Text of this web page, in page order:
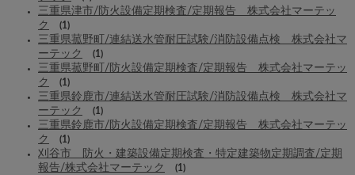
三重県津市/防火設備定期検査/定期報告 株式会社マーテッ
ク
(1)
三重県菰野町/連結送水管耐圧試験/消防設備点検 株式会社マ
ーテック
(1)
三重県菰野町/防火設備定期検査/定期報告 株式会社マーテッ
ク
(1)
三重県鈴鹿市/連結送水管耐圧試験/消防設備点検 株式会社マ
ーテック
(1)
三重県鈴鹿市/防火設備定期検査/定期報告 株式会社マーテッ
ク
(1)
刈谷市 防火・建築設備定期検査・特定建築物定期調査/定期
報告/株式会社マーテック
(1)